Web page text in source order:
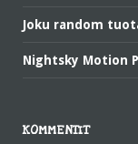
Joku random
Nightsky Motion
KOMMENTIT